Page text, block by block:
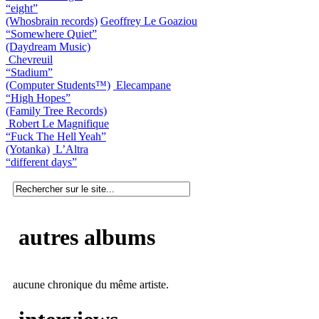
“eight”
(Whosbrain records) Geoffrey Le Goaziou
“Somewhere Quiet”
(Daydream Music)
Chevreuil
“Stadium”
(Computer Students™) Elecampane
“High Hopes”
(Family Tree Records)
Robert Le Magnifique
“Fuck The Hell Yeah”
(Yotanka) L’Altra
“different days”
autres albums
aucune chronique du même artiste.